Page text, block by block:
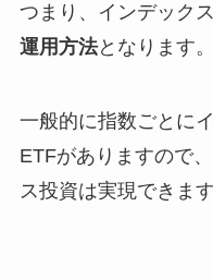
つまり、インデック
運用方法となります。
一般的に指数ごとに
ETFがありますので
ス投資は実現できます